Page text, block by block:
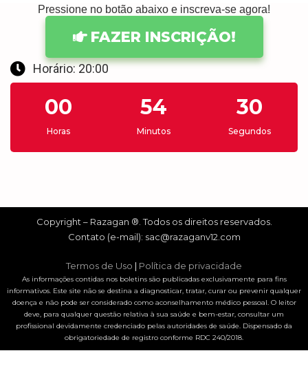
Pressione no botão abaixo e inscreva-se agora!
FAZER INSCRIÇÃO!
Horário: 20:00
00
Horas
54
Minutos
29
Segundos
Copyright – Razagan ®. Todos os direitos reservados.
Contato (e-mail): sac@razaganv12.com
Termos de Uso | Política de privacidade
As informações contidas nos boletins são publicadas exclusivamente para fins
informativos. Este site não se destina a diagnosticar, tratar, curar ou prevenir qualquer
doença e não pode ser considerado como aconselhamento médico pessoal. O leitor
deve, para qualquer questão relativa à sua saúde e bem-estar, consultar um
profissional devidamente credenciado pelas autoridades de saúde. Dispensado da
obrigatoriedade de registro conforme RDC 240/2018.